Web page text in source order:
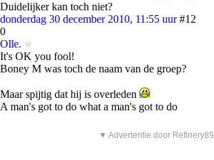
Duidelijker kan toch niet?
donderdag 30 december 2010, 11:55 uur #12
0
Olle.
It's OK you fool!
Boney M was toch de naam van de groep?
Maar spijtig dat hij is overleden
A man's got to do what a man's got to do
▼ Advertentie door Refinery89